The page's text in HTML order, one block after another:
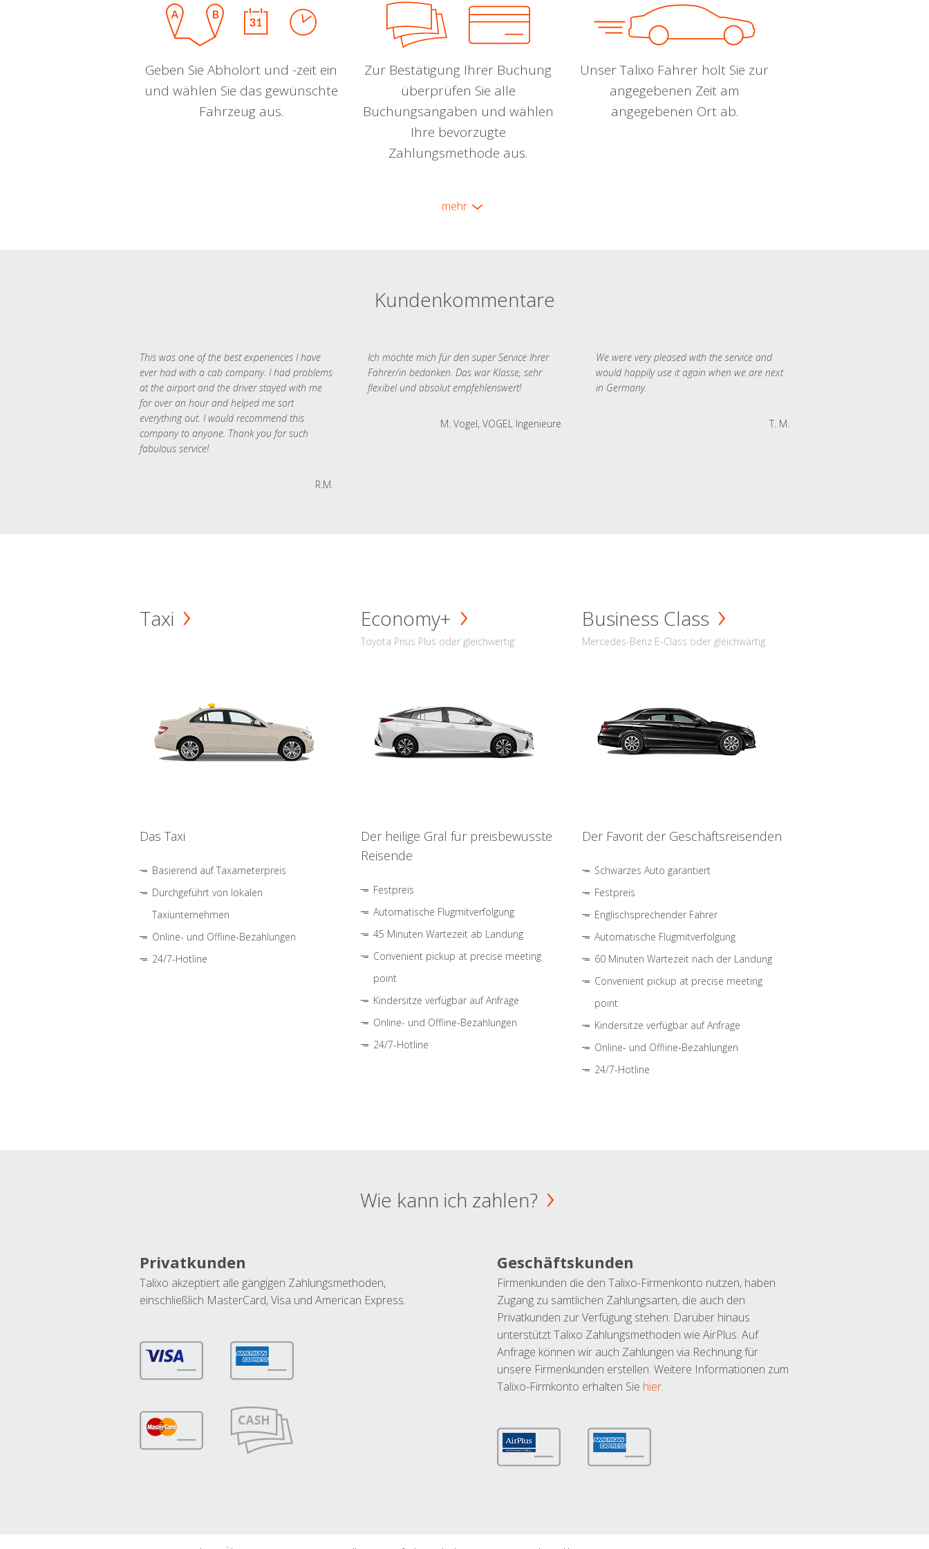
Geben Sie Abholort und -zeit ein
und wählen Sie das gewünschte
Fahrzeug aus.
Zur Bestätigung Ihrer Buchung
überprüfen Sie alle
Buchungsangaben und wählen
Ihre bevorzugte
Zahlungsmethode aus.
Unser Talixo Fahrer holt Sie zur
angegebenen Zeit am
angegebenen Ort ab.
mehr
Kundenkommentare
This was one of the best experiences I have
ever had with a cab company. I had problems
at the airport and the driver stayed with me
for over an hour and helped me sort
everything out. I would recommend this
company to anyone. Thank you for such
fabulous service!
R.M.
Ich möchte mich für den super Service Ihrer
Fahrer/in bedanken. Das war Klasse, sehr
flexibel und absolut empfehlenswert!
M. Vogel, VOGEL Ingenieure
We were very pleased with the service and
would happily use it again when we are next
in Germany.
T. M.
Taxi
Das Taxi
Basierend auf Taxameterpreis
Durchgeführt von lokalen
Taxiunternehmen
Online- und Offline-Bezahlungen
24/7-Hotline
Economy+
Toyota Prius Plus oder gleichwertig
Der heilige Gral für preisbewusste
Reisende
Festpreis
Automatische Flugmitverfolgung
45 Minuten Wartezeit ab Landung
Convenient pickup at precise meeting
point
Kindersitze verfügbar auf Anfrage
Online- und Offline-Bezahlungen
24/7-Hotline
Business Class
Mercedes-Benz E-Class oder gleichwärtig
Der Favorit der Geschäftsreisenden
Schwarzes Auto garantiert
Festpreis
Englischsprechender Fahrer
Automatische Flugmitverfolgung
60 Minuten Wartezeit nach der Landung
Convenient pickup at precise meeting
point
Kindersitze verfügbar auf Anfrage
Online- und Offline-Bezahlungen
24/7-Hotline
Wie kann ich zahlen?
Privatkunden
Talixo akzeptiert alle gängigen Zahlungsmethoden,
einschließlich MasterCard, Visa und American Express.
Geschäftskunden
Firmenkunden die den Talixo-Firmenkonto nutzen, haben
Zugang zu sämtlichen Zahlungsarten, die auch den
Privatkunden zur Verfügung stehen. Darüber hinaus
unterstützt Talixo Zahlungsmethoden wie AirPlus. Auf
Anfrage können wir auch Zahlungen via Rechnung für
unsere Firmenkunden erstellen. Weitere Informationen zum
Talixo-Firmkonto erhalten Sie hier.